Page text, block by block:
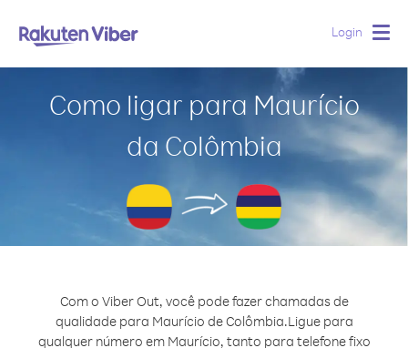
Login
Como ligar para Maurício
da Colômbia
Com o Viber Out, você pode fazer chamadas de
qualidade para Maurício de Colômbia.Ligue para
qualquer número em Maurício, tanto para telefone fixo